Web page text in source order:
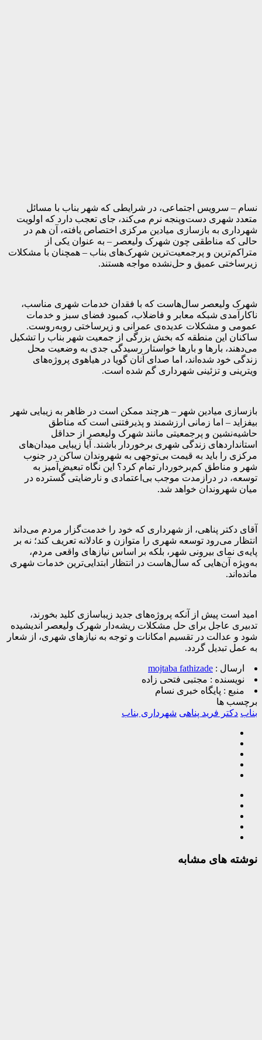
نسام – سرویس اجتماعی، در شرایطی که شهر بناب با مسائل
متعدد شهری دست‌وپنجه نرم می‌کند، جای تعجب دارد که اولویت
شهرداری به بازسازی میادین مرکزی اختصاص یافته، آن هم در
حالی که مناطقی چون شهرک ولیعصر – به عنوان یکی از
متراکم‌ترین و پرجمعیت‌ترین شهرک‌های بناب – همچنان با مشکلات
زیرساختی عمیق و حل‌نشده مواجه هستند.
شهرک ولیعصر سال‌هاست که با فقدان خدمات شهری مناسب،
ناکارآمدی شبکه معابر و فاضلاب، کمبود فضای سبز و خدمات
عمومی و مشکلات عدیده‌ی عمرانی و زیرساختی روبه‌روست.
ساکنان این منطقه که بخش بزرگی از جمعیت شهر بناب را تشکیل
می‌دهند، بارها و بارها خواستار رسیدگی جدی به وضعیت محل
زندگی خود شده‌اند، اما صدای آنان گویا در هیاهوی پروژه‌های
ویترینی و تزئینی شهرداری گم شده است.
بازسازی میادین شهر – هرچند ممکن است در ظاهر به زیبایی شهر
بیفزاید – اما زمانی ارزشمند و پذیرفتنی است که مناطق
حاشیه‌نشین و پرجمعیتی مانند شهرک ولیعصر از حداقل
استانداردهای زندگی شهری برخوردار باشند. آیا زیبایی میدان‌های
مرکزی را باید به قیمت بی‌توجهی به شهروندان ساکن در جنوب
شهر و مناطق کم‌برخوردار تمام کرد؟ این نگاه تبعیض‌آمیز به
توسعه، در درازمدت موجب بی‌اعتمادی و نارضایتی گسترده در
میان شهروندان خواهد شد.
آقای دکتر پناهی، از شهرداری که خود را خدمت‌گزار مردم می‌داند
انتظار می‌رود توسعه شهری را متوازن و عادلانه تعریف کند؛ نه بر
پایه‌ی نمای بیرونی شهر، بلکه بر اساس نیازهای واقعی مردم،
به‌ویژه آن‌هایی که سال‌هاست در انتظار ابتدایی‌ترین خدمات شهری
مانده‌اند.
امید است پیش از آنکه پروژه‌های جدید زیباسازی کلید بخورند،
تدبیری عاجل برای حل مشکلات ریشه‌دار شهرک ولیعصر اندیشیده
شود و عدالت در تقسیم امکانات و توجه به نیازهای شهری، از شعار
به عمل تبدیل گردد.
ارسال : mojtaba fathizade
نویسنده : مجتبی فتحی زاده
منبع : پایگاه خبری نسام
برچسب ها
بناب دکتر فرید پناهی شهرداری بناب
نوشته های مشابه